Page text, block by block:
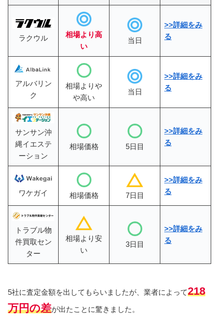
ラクウル
相場より高
い
当日
>>詳細をみ
る
アルバリン
ク
相場よりや
や高い
当日
>>詳細をみ
る
サンサン沖
縄イエステ
ーション
相場価格 5日目
>>詳細をみ
る
ワケガイ 相場価格 7日目
>>詳細をみ
る
トラブル物
件買取セン
ター
相場より安
い
3日目
>>詳細をみ
る
5社に査定金額を出してもらいましたが、業者によって218
万円の差が出たことに驚きました。